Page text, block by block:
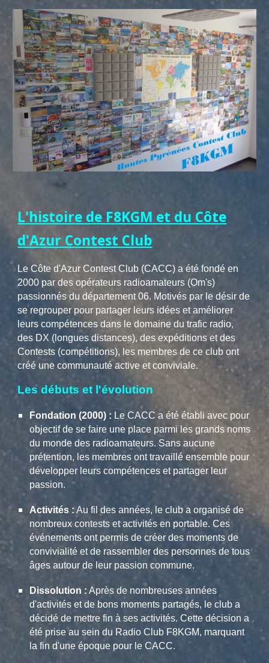
L'histoire de F8KGM et du Côte
d'Azur Contest Club
Le Côte d'Azur Contest Club (CACC) a été fondé en
2000 par des opérateurs radioamateurs (Om's)
passionnés du département 06. Motivés par le désir de
se regrouper pour partager leurs idées et améliorer
leurs compétences dans le domaine du trafic radio,
des DX (longues distances), des expéditions et des
Contests (compétitions), les membres de ce club ont
créé une communauté active et conviviale.
Les débuts et l'évolution
Fondation (2000) : Le CACC a été établi avec pour
objectif de se faire une place parmi les grands noms
du monde des radioamateurs. Sans aucune
prétention, les membres ont travaillé ensemble pour
développer leurs compétences et partager leur
passion.
Activités : Au fil des années, le club a organisé de
nombreux contests et activités en portable. Ces
événements ont permis de créer des moments de
convivialité et de rassembler des personnes de tous
âges autour de leur passion commune.
Dissolution : Après de nombreuses années
d'activités et de bons moments partagés, le club a
décidé de mettre fin à ses activités. Cette décision a
été prise au sein du Radio Club F8KGM, marquant
la fin d'une époque pour le CACC.